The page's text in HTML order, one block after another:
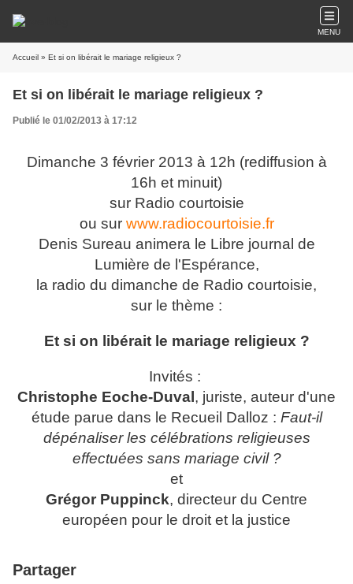
MENU
Accueil » Et si on libérait le mariage religieux ?
Et si on libérait le mariage religieux ?
Publié le 01/02/2013 à 17:12
Dimanche 3 février 2013 à 12h (rediffusion à
16h et minuit)
sur Radio courtoisie
ou sur www.radiocourtoisie.fr
Denis Sureau animera le Libre journal de
Lumière de l'Espérance,
la radio du dimanche de Radio courtoisie,
sur le thème :
Et si on libérait le mariage religieux ?
Invités :
Christophe Eoche-Duval , juriste, auteur d'une
étude parue dans le Recueil Dalloz : Faut-il
dépénaliser les célébrations religieuses
effectuées sans mariage civil ?
et
Grégor Puppinck, directeur du Centre
européen pour le droit et la justice
Partager